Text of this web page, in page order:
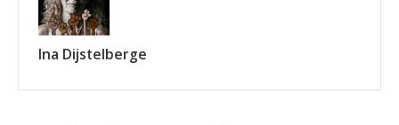
Ina Dijstelberge